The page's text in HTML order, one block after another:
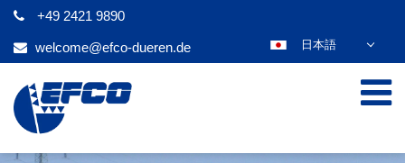
+49 2421 9890
welcome@efco-dueren.de
POLSKI
日本語